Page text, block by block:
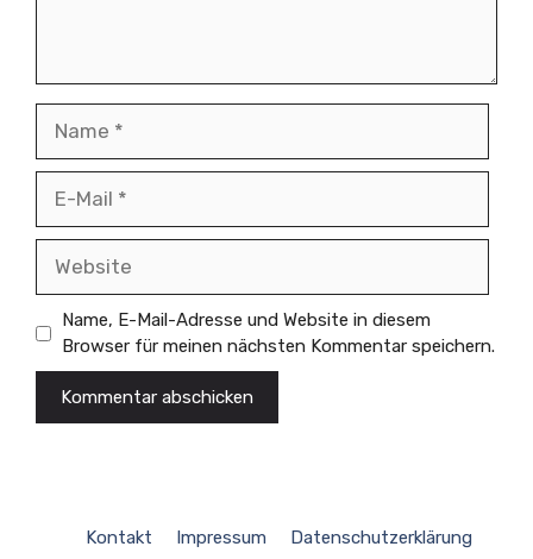
Mail
Name, E-Mail-Adresse und Website in diesem
Browser für meinen nächsten Kommentar speichern.
Kontakt Impressum
Datenschutzerklärung